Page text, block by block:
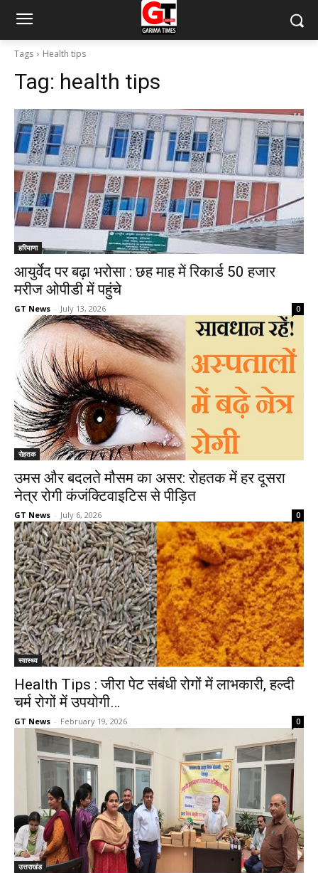
Tags Health tips
Tag: health tips
हरियाणा
आयुर्वेद पर बढ़ा भरोसा : छह माह में रिकार्ड 50 हजार
मरीज ओपीडी में पहुंचे
GT News - July 13, 2026 0
रोहतक
उमस और बदलते मौसम का असर: रोहतक में हर दूसरा
नेत्र रोगी कंजंक्टिवाइटिस से पीड़ित
GT News - July 6, 2026 0
स्वास्थ्य
Health Tips : जीरा पेट संबंधी रोगों में लाभकारी, हल्दी
चर्म रोगों में उपयोगी…
GT News - February 19, 2026 0
उत्तराखंड